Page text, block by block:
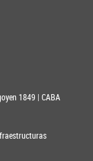
1849 | CABA